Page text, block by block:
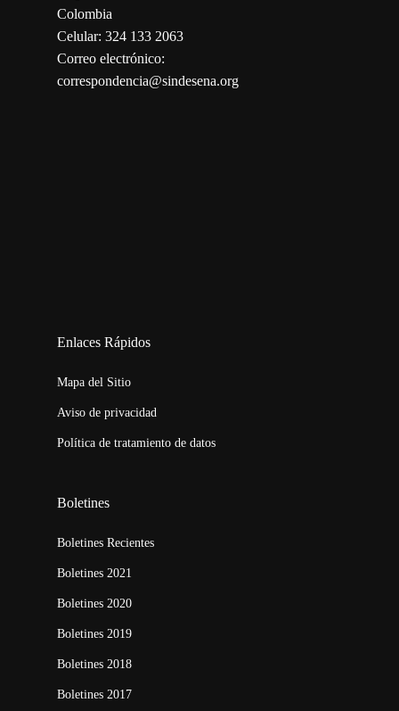
Colombia
Celular: 324 133 2063
Correo electrónico:
correspondencia@sindesena.org
Enlaces Rápidos
Mapa del Sitio
Aviso de privacidad
Política de tratamiento de datos
Boletines
Boletines Recientes
Boletines 2021
Boletines 2020
Boletines 2019
Boletines 2018
Boletines 2017